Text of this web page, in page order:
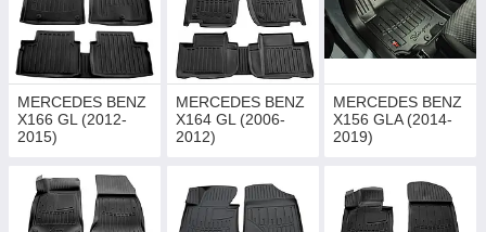
MERCEDES BENZ
X166 GL (2012-
2015)
MERCEDES BENZ
X164 GL (2006-
2012)
MERCEDES BENZ
X156 GLA (2014-
2019)